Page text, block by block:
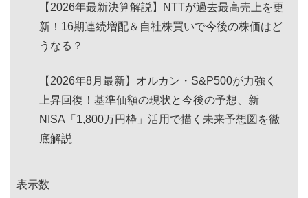
【2026年最新決算解説】NTTが過去最高売上を更
新！16期連続増配＆自社株買いで今後の株価はど
うなる？
【2026年8月最新】オルカン・S&P500が力強く
上昇回復！基準価額の現状と今後の予想、新
NISA「1,800万円枠」活用で描く未来予想図を徹
底解説
表示数